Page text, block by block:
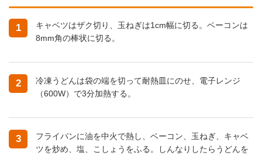
1
キャベツはザク切り、玉ねぎは1cm幅に切る。ベーコンは
8mm角の棒状に切る。
2
冷凍うどんは袋の端を切って耐熱皿にのせ、電子レンジ
（600W）で3分加熱する。
3
フライパンに油を中火で熱し、ベーコン、玉ねぎ、キャベ
ツを炒め、塩、こしょうをふる。しんなりしたらうどんを